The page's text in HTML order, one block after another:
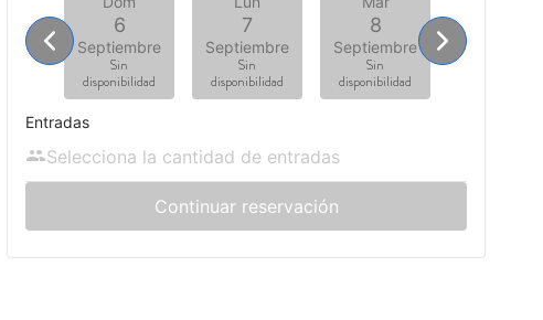
6
Septiembre
Sin
disponibilidad
7
Septiembre
Sin
disponibilidad
8
Septiembre
Sin
disponibilidad
Entradas
Selecciona la cantidad de entradas
Continuar reservación